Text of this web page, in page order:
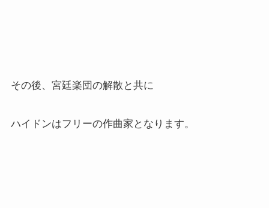
その後、宮廷楽団の解散と共に
ハイドンはフリーの作曲家となります。